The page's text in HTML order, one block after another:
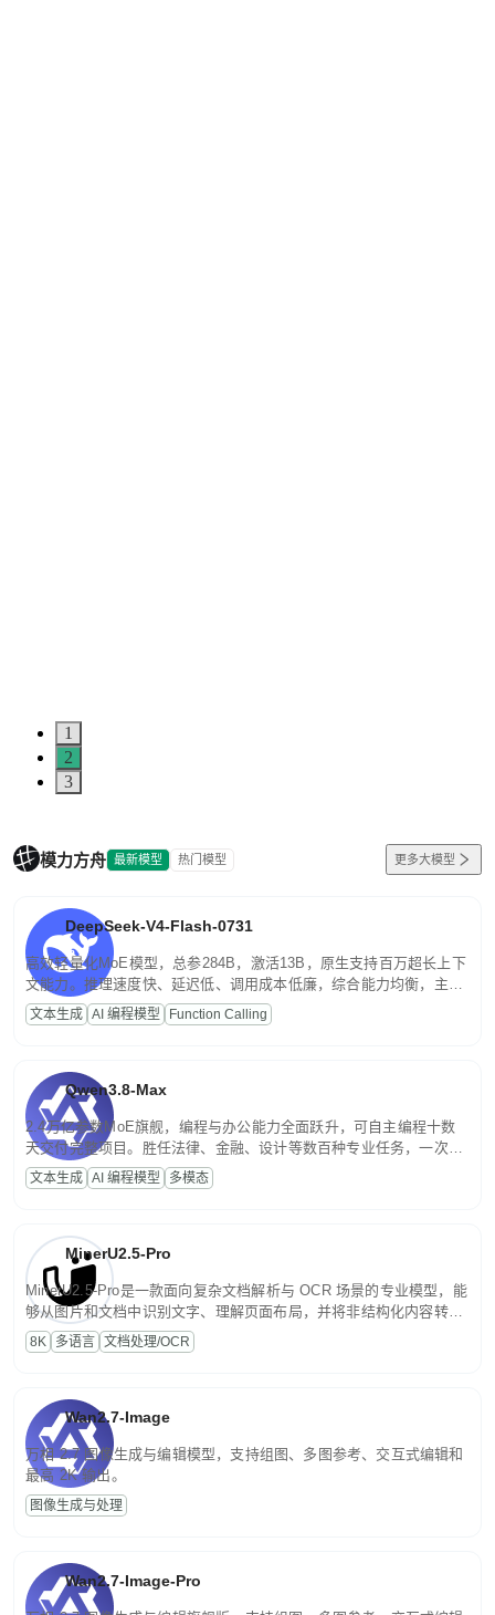
1
2
3
模力方舟 最新模型 热门模型 更多大模型
DeepSeek-V4-Flash-0731
高效轻量化MoE模型，总参284B，激活13B，原生支持百万超长上下
文能力。推理速度快、延迟低、调用成本低廉，综合能力均衡，主打
高并发、轻量化任务，适合日常对话、内容创作、基础 RAG、批量
文案处理等普惠刚需场景。
文本生成 AI 编程模型 Function Calling
Qwen3.8-Max
2.4万亿参数MoE旗舰，编程与办公能力全面跃升，可自主编程十数
天交付完整项目。胜任法律、金融、设计等数百种专业任务，一次对
话端到端交付生产级成果。原生视觉理解贯穿规划、执行与验证全流
程，支持超长文档与长视频的深度语义解析。长程任务中自主规划与
文本生成 AI 编程模型 多模态
MinerU2.5-Pro
MinerU2.5-Pro是一款面向复杂文档解析与 OCR 场景的专业模型，能
够从图片和文档中识别文字、理解页面布局，并将非结构化内容转换
为便于存储、检索和二次处理的结构化结果。
8K 多语言 文档处理/OCR
Wan2.7-Image
万相 2.7 图像生成与编辑模型，支持组图、多图参考、交互式编辑和
最高 2K 输出。
图像生成与处理
Wan2.7-Image-Pro